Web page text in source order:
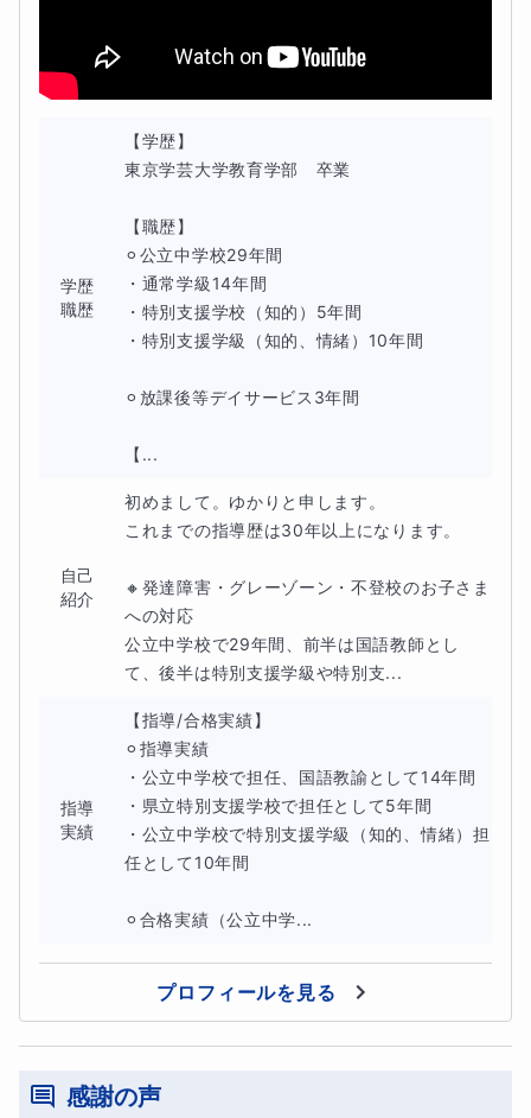
７．安心して話せる雰囲気を大切にします
最初から勉強のハードルを高くするのではなく、
「できそう」「少しやってみよう」と思えるところから
いきます。
🌼大切にしていること🌼
不登校のお子さんは、これまでの学校生活の中で
「授業についていけない」
「自信がなくなってしまった」
といった経験をしていることもあります。
そのため本コースでは、
安心して学べること
を大切にしています。
学歴
職歴
【学歴】
東京学芸大学教育学部　卒業
【職歴】
⚪︎公立中学校29年間
・通常学級14年間
・特別支援学校（知的）5年間
・特別支援学級（知的、情緒）10年間
⚪︎放課後等デイサービス3年間
【...
自己
紹介
初めまして。ゆかりと申します。
これまでの指導歴は30年以上になります。
🔸発達障害・グレーゾーン・不登校のお子さま
への対応
公立中学校で29年間、前半は国語教師とし
て、後半は特別支援学級や特別支...
指導
実績
【指導/合格実績】
⚪︎指導実績
・公立中学校で担任、国語教諭として14年間
・県立特別支援学校で担任として5年間
・公立中学校で特別支援学級（知的、情緒）担
任として10年間
⚪︎合格実績（公立中学...
プロフィールを見る
感謝の声